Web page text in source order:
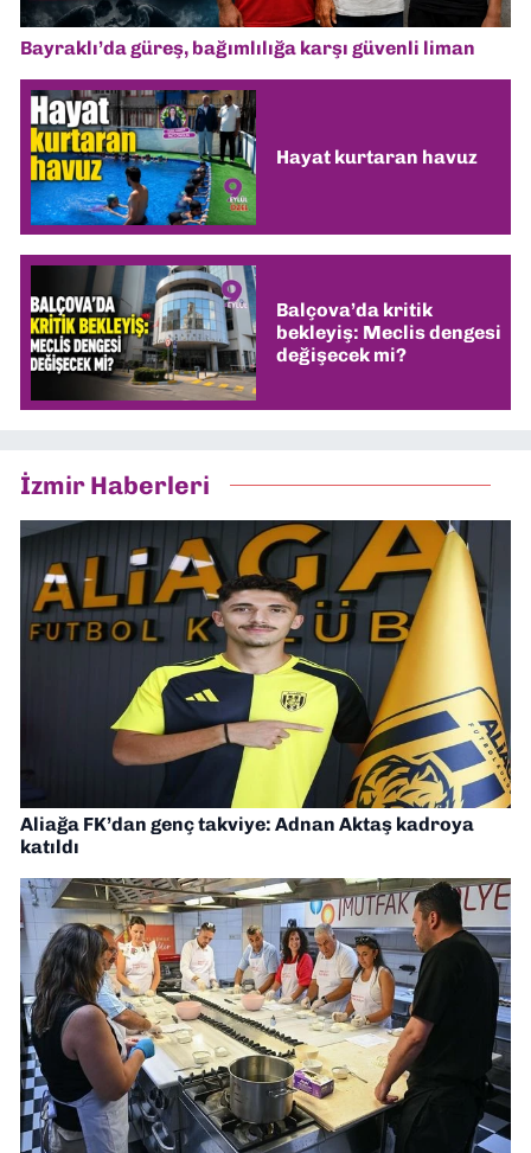
Bayraklı’da güreş, bağımlılığa karşı güvenli liman
Hayat kurtaran havuz
Balçova’da kritik
bekleyiş: Meclis dengesi
değişecek mi?
İzmir Haberleri
Aliağa FK’dan genç takviye: Adnan Aktaş kadroya
katıldı